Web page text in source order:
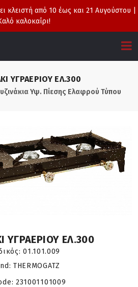
κλειστή από 10 έως και 21 Αυγούστου |
καλοκαίρι!
ΥΓΡΑΕΡΙΟΥ ΕΛ.300
Υψ. Πίεσης Ελαφρού Τύπου
ΥΓΡΑΕΡΙΟΥ ΕΛ.300
01.101.009
THERMOGATZ
231001101009